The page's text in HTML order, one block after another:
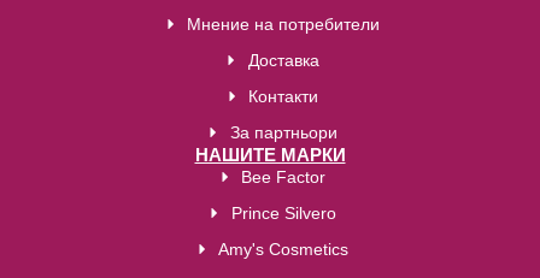
Мнение на потребители
Доставка
Контакти
За партньори
НАШИТЕ МАРКИ
Bee Factor
Prince Silvero
Amy's Cosmetics